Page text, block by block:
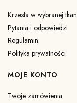
Krzesła w wybranej
Pytania i odpowiedzi
Regulamin
Polityka prywatności
MOJE KONTO
Twoje zamówienia